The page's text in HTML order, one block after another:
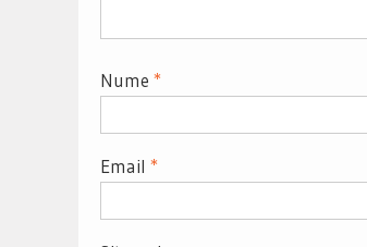
Nume *
Email *